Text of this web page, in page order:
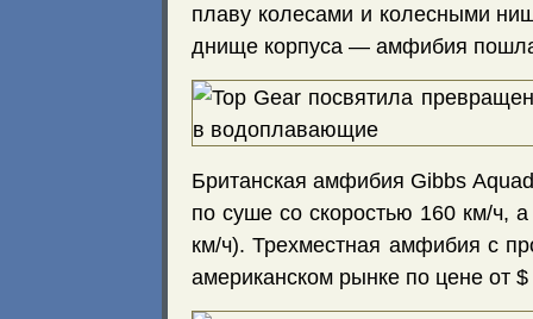
плаву колесами и колесными
днище корпуса — амфибия
Британская амфибия Gibbs
по суше со скоростью 160 км/ч,
км/ч). Трехместная амфибия с
американском рынке по цене от